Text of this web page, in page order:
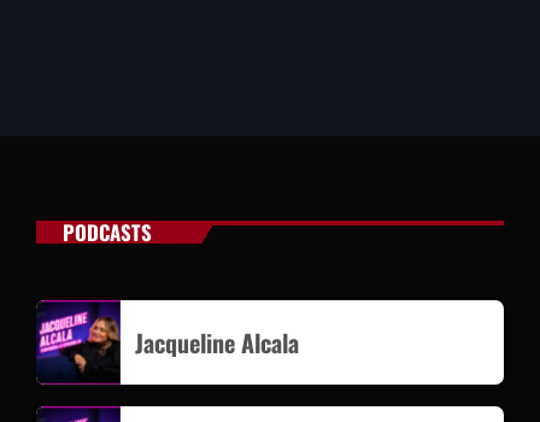
PODCASTS
Jacqueline Alcala